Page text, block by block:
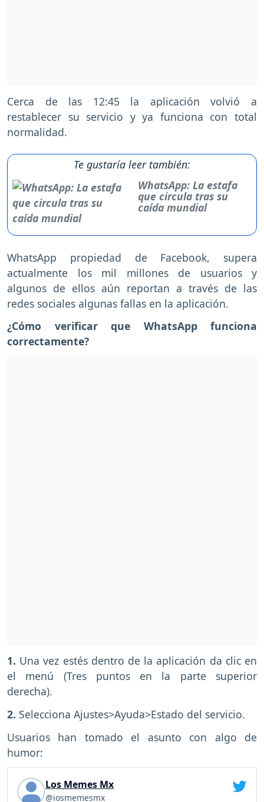
Cerca de las 12:45 la aplicación volvió a
restablecer su servicio y ya funciona con total
normalidad.
Te gustaría leer también:
WhatsApp: La estafa
que circula tras su
caída mundial
WhatsApp propiedad de Facebook, supera
actualmente los mil millones de usuarios y
algunos de ellos aún reportan a través de las
redes sociales algunas fallas en la aplicación.
¿Cómo verificar que WhatsApp funciona
correctamente?
1. Una vez estés dentro de la aplicación da clic en
el menú (Tres puntos en la parte superior
derecha).
2. Selecciona Ajustes>Ayuda>Estado del servicio.
Usuarios han tomado el asunto con algo de
humor:
Los Memes Mx
@iosmemesmx